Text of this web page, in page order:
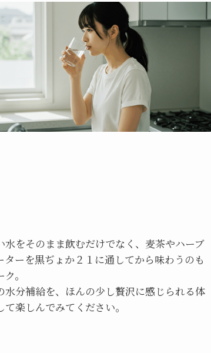
水をそのまま飲むだけでなく、麦茶やハーブ
ターを黒ぢょか２１に通してから味わうのも
。
水分補給を、ほんの少し贅沢に感じられる体
て楽しんでみてください。